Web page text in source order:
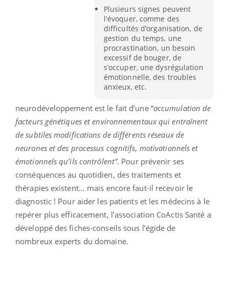
Plusieurs signes peuvent
l'évoquer, comme des
difficultés d’organisation, de
gestion du temps, une
procrastination, un besoin
excessif de bouger, de
s’occuper, une dysrégulation
émotionnelle, des troubles
anxieux, etc.
neurodéveloppement est le fait d’une “accumulation de
facteurs génétiques et environnementaux qui entraînent
de subtiles modifications de différents réseaux de
neurones et des processus cognitifs, motivationnels et
émotionnels qu’ils contrôlent”. Pour prévenir ses
conséquences au quotidien, des traitements et
thérapies existent… mais encore faut-il recevoir le
diagnostic ! Pour aider les patients et les médecins à le
repérer plus efficacement, l’association CoActis Santé a
développé des fiches-conseils sous l’égide de
nombreux experts du domaine.